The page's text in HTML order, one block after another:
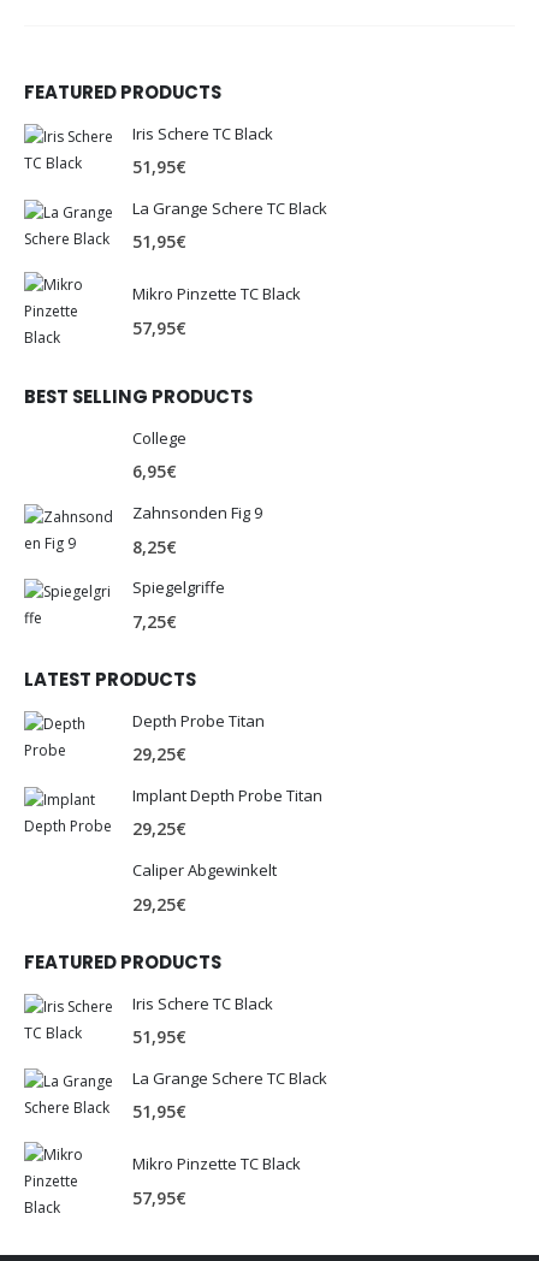
FEATURED PRODUCTS
Iris Schere TC Black
51,95€
La Grange Schere TC Black
51,95€
Mikro Pinzette TC Black
57,95€
BEST SELLING PRODUCTS
College
6,95€
Zahnsonden Fig 9
8,25€
Spiegelgriffe
7,25€
LATEST PRODUCTS
Depth Probe Titan
29,25€
Implant Depth Probe Titan
29,25€
Caliper Abgewinkelt
29,25€
FEATURED PRODUCTS
Iris Schere TC Black
51,95€
La Grange Schere TC Black
51,95€
Mikro Pinzette TC Black
57,95€